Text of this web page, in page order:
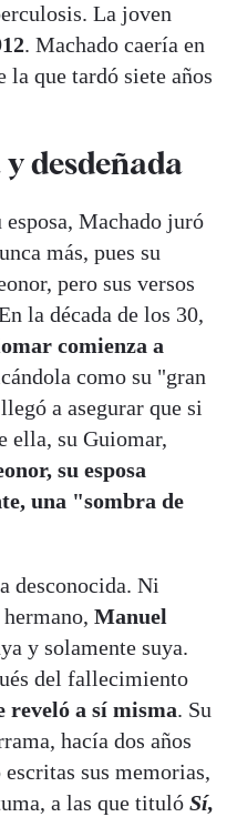
La joven
. Machado caería en
la que tardó siete años
desdeñada
Machado juró
más, pues su
pero sus versos
la década de los 30,
comienza a
como su "gran
a asegurar que si
ella, su Guiomar,
su esposa
una "sombra de
desconocida. Ni
Manuel
y solamente suya.
del fallecimiento
reveló a sí misma. Su
hacía dos años
sus memorias,
a las que tituló Sí,